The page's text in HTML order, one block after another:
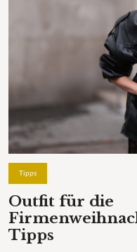
Tipps
Outfit für die
Tipps